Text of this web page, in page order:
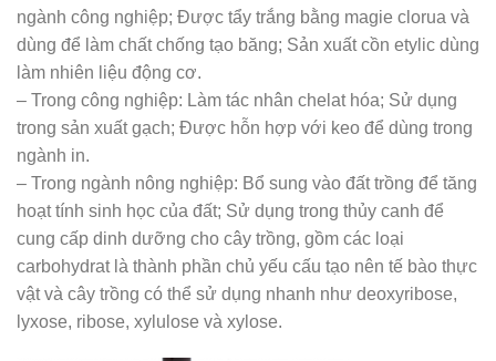
ngành công nghiệp; Được tẩy trắng bằng magie clorua và
dùng để làm chất chống tạo băng; Sản xuất cồn etylic dùng
làm nhiên liệu động cơ.
– Trong công nghiệp: Làm tác nhân chelat hóa; Sử dụng
trong sản xuất gạch; Được hỗn hợp với keo để dùng trong
ngành in.
– Trong ngành nông nghiệp: Bổ sung vào đất trồng để tăng
hoạt tính sinh học của đất; Sử dụng trong thủy canh để
cung cấp dinh dưỡng cho cây trồng, gồm các loại
carbohydrat là thành phần chủ yếu cấu tạo nên tế bào thực
vật và cây trồng có thể sử dụng nhanh như deoxyribose,
lyxose, ribose, xylulose và xylose.